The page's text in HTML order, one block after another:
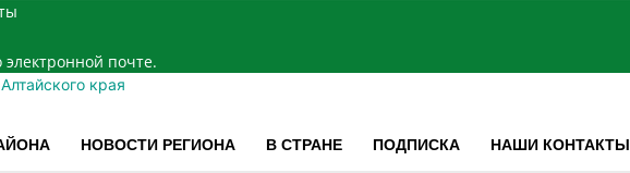
почте.
края
НОВОСТИ РЕГИОНА В СТРАНЕ ПОДПИСКА НАШИ КОНТАКТЫ